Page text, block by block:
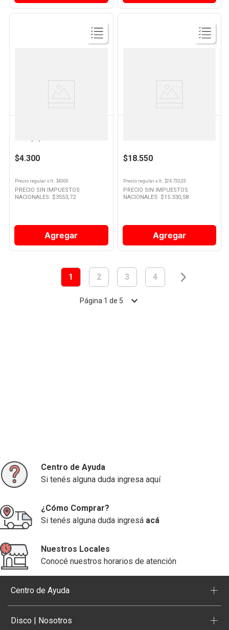
Ver
Producto
$4.300
Precio regular x lt. : $4300
PRECIO SIN IMPUESTOS
NACIONALES: $3553,72
Agregar
Ver
Producto
$18.550
Precio regularx lt. : $24.733,33
PRECIO SIN IMPUESTOS
NACIONALES: $15.330,58
Agregar
1 2 3 4
Página 1 de 5
Centro de Ayuda
Si tenés alguna duda ingresa aquí
¿Cómo Comprar?
Si tenés alguna duda ingresá acá
Nuestros Locales
Conocé nuestros horarios de atención
Centro de Ayuda +
Disco | Nosotros +